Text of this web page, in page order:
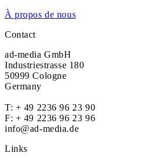
À propos de nous
Contact
ad-media GmbH
Industriestrasse 180
50999 Cologne
Germany
T: + 49 2236 96 23 90
F: + 49 2236 96 23 96
info@ad-media.de
Links